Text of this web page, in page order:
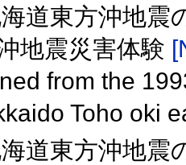
道東方沖地震
地震災害体験
from the
Toho oki
道東方沖地震